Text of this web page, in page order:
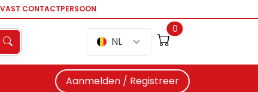
CONTACTPERSOON
NL
0
Aanmelden / Registreer